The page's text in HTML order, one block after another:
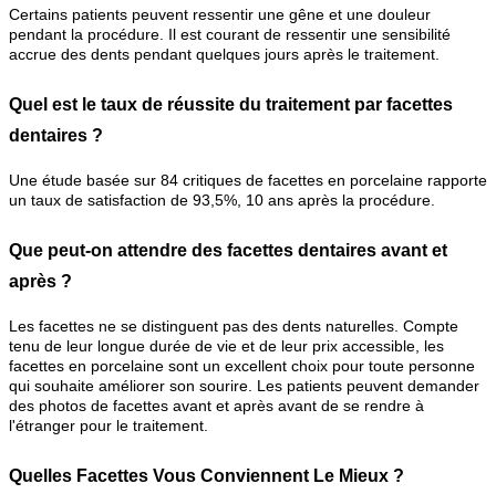
Certains patients peuvent ressentir une gêne et une douleur
pendant la procédure. Il est courant de ressentir une sensibilité
accrue des dents pendant quelques jours après le traitement.
Quel est le taux de réussite du traitement par facettes
dentaires ?
Une étude basée sur 84 critiques de facettes en porcelaine rapporte
un taux de satisfaction de 93,5%, 10 ans après la procédure.
Que peut-on attendre des facettes dentaires avant et
après ?
Les facettes ne se distinguent pas des dents naturelles. Compte
tenu de leur longue durée de vie et de leur prix accessible, les
facettes en porcelaine sont un excellent choix pour toute personne
qui souhaite améliorer son sourire. Les patients peuvent demander
des photos de facettes avant et après avant de se rendre à
l'étranger pour le traitement.
Quelles Facettes Vous Conviennent Le Mieux ?